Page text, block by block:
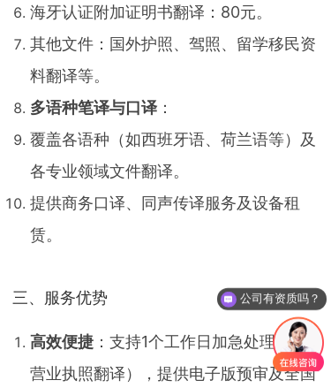
海牙认证附加证明书翻译：80元。
其他文件：国外护照、驾照、留学移民资
料翻译等。
多语种笔译与口译 ‌：
覆盖各语种（如西班牙语、荷兰语等）及
各专业领域文件翻译。
提供商务口译、同声传译服务及设备租
赁。
三、服务优势
高效便捷 ‌：支持1个工作日加急处理（如
营业执照翻译），提供电子版预审及全国
公司有资质吗？